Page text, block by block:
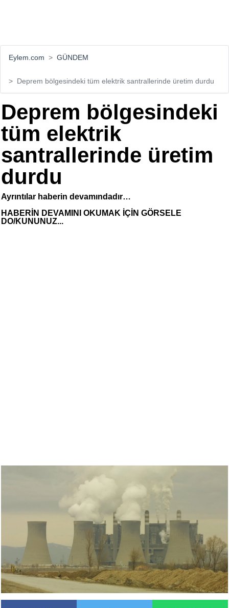
Eylem.com GÜNDEM
Deprem bölgesindeki tüm elektrik santrallerinde üretim durdu
Deprem bölgesindeki
tüm elektrik
santrallerinde üretim
durdu
Ayrıntılar haberin devamındadır…
HABERİN DEVAMINI OKUMAK İÇİN GÖRSELE
DO/KUNUNUZ...